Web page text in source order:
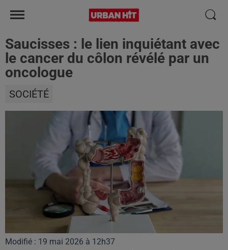
Saucisses : le lien inquiétant avec
le cancer du côlon révélé par un
oncologue
SOCIÉTÉ
Modifié : 19 mai 2026 à 12h37